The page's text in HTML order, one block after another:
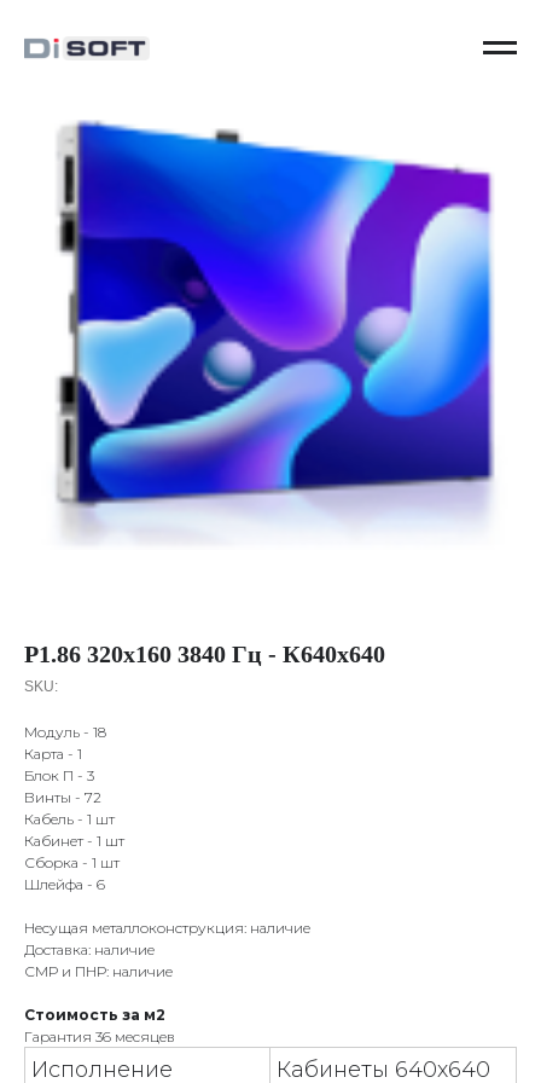
P1.86 320х160 3840 Гц - К640х640
SKU:
Модуль - 18
Карта - 1
Блок П - 3
Винты - 72
Кабель - 1 шт
Кабинет - 1 шт
Сборка - 1 шт
Шлейфа - 6
Несущая металлоконструкция: наличие
Доставка: наличие
СМР и ПНР: наличие
Стоимость за м2
Гарантия 36 месяцев
Исполнение Кабинеты 640х640